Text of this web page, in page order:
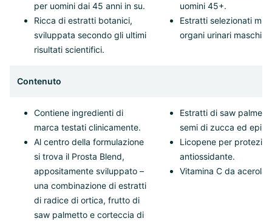
per uomini dai 45 anni in su.
Ricca di estratti botanici,
sviluppata secondo gli ultimi
risultati scientifici.
uomini 45+.
Estratti selezionati
organi urinari maschili.
Contenuto
Contiene ingredienti di
marca testati clinicamente.
Al centro della formulazione
si trova il Prosta Blend,
appositamente sviluppato –
una combinazione di estratti
di radice di ortica, frutto di
saw palmetto e corteccia di
Estratti di saw
semi di zucca ed
Licopene per
antiossidante.
Vitamina C da acerola.